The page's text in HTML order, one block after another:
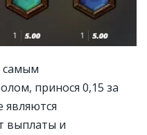
самым
принося 0,15 за
выплаты и